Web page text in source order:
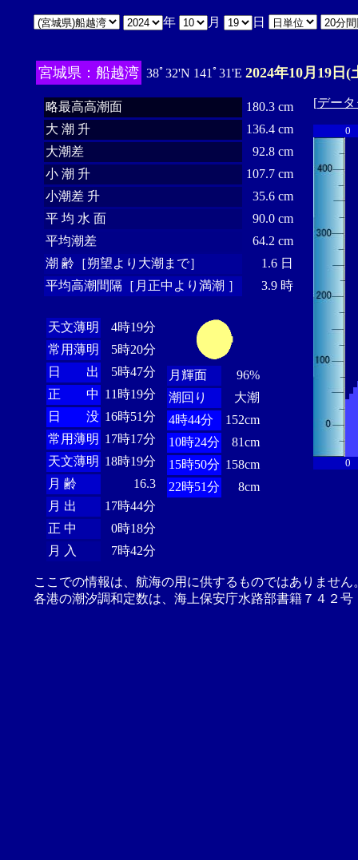
年 月 日
宮城県：船越湾 38ﾟ32'N 141ﾟ31'E 2024年10月19日(
略最高高潮面
180.3 cm
大 潮 升
136.4 cm
大潮差
92.8 cm
小 潮 升
107.7 cm
小潮差 升
35.6 cm
平 均 水 面
90.0 cm
平均潮差
64.2 cm
潮 齢［朔望より大潮まで］
1.6 日
平均高潮間隔［月正中より満潮 ］
3.9 時
天文薄明
4時19分
常用薄明
5時20分
日 出
5時47分
正 中 11時19分
日 没 16時51分
常用薄明 17時17分
天文薄明 18時19分
月 齢
16.3
月 出
17時44分
正 中
0時18分
月 入
7時42分
月輝面
96%
潮回り
大潮
4時44分
152cm
10時24分
81cm
15時50分 158cm
22時51分
8cm
[デー
0
0
ここでの情報は、航海の用に供するものではありませ
各港の潮汐調和定数は、海上保安庁水路部書籍７４２